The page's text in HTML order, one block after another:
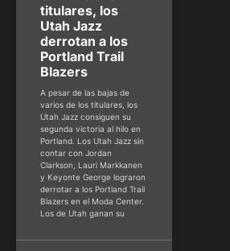
titulares, los
Utah Jazz
derrotan a los
Portland Trail
Blazers
A pesar de las bajas de
varios de los titulares, los
Utah Jazz consiguen su
segunda victoria al hilo en
Portland. Los Utah Jazz sin
contar con Jordan
Clarkson, Lauri Markkanen
y Keyonte George lograron
derrotar a los Portland Trail
Blazers en el Moda Center.
Los de Utah ganan su